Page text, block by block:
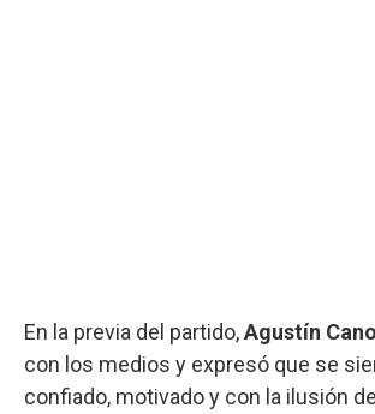
En la previa del partido,Agustín
con los medios y expresó que se
confiado, motivado y con la ilusión